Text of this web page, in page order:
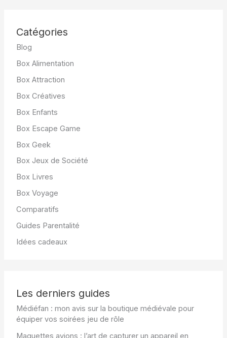
Catégories
Blog
Box Alimentation
Box Attraction
Box Créatives
Box Enfants
Box Escape Game
Box Geek
Box Jeux de Société
Box Livres
Box Voyage
Comparatifs
Guides Parentalité
Idées cadeaux
Les derniers guides
Médiéfan : mon avis sur la boutique médiévale pour
équiper vos soirées jeu de rôle
Maquettes avions : l’art de capturer un appareil en